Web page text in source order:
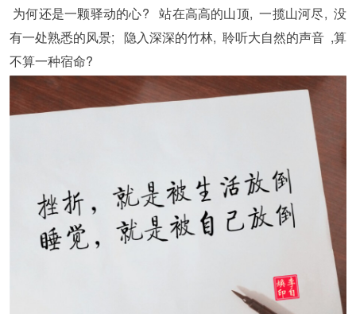
为何还是一颗驿动的心? 站在高高的山顶, 一揽山河尽, 没
有一处熟悉的风景; 隐入深深的竹林, 聆听大自然的声音 ,算
不算一种宿命?